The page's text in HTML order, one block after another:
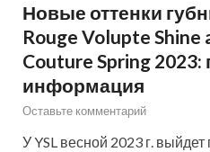
Новые оттенки
Rouge Volupte Shine
Couture Spring 2023:
информация
Оставьте комментарий
У YSL весной 2023 г.